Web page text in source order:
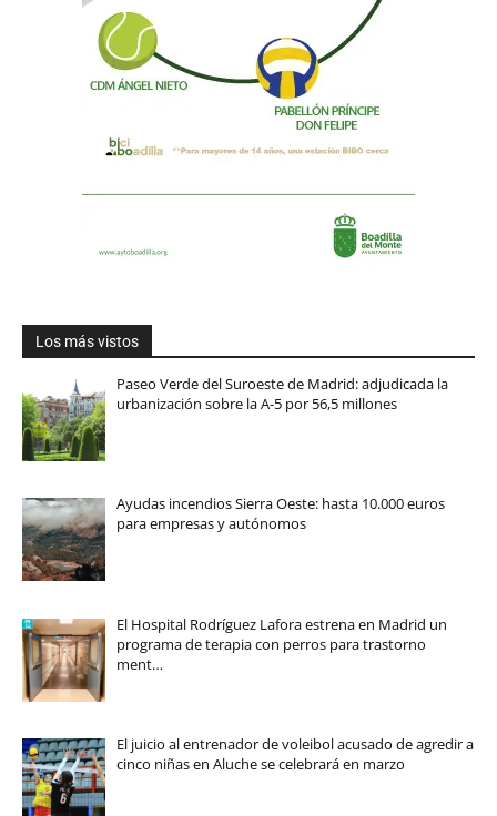
Los más vistos
Paseo Verde del Suroeste de Madrid: adjudicada la
urbanización sobre la A-5 por 56,5 millones
Ayudas incendios Sierra Oeste: hasta 10.000 euros
para empresas y autónomos
El Hospital Rodríguez Lafora estrena en Madrid un
programa de terapia con perros para trastorno
ment…
El juicio al entrenador de voleibol acusado de agredir a
cinco niñas en Aluche se celebrará en marzo